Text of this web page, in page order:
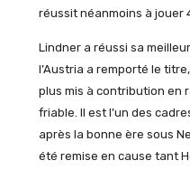
réussit néanmoins à jouer
Lindner a réussi sa
l’Austria a remporté le
plus mis à contribution en
friable. Il est l’un des
après la bonne ère sous
été remise en cause tant